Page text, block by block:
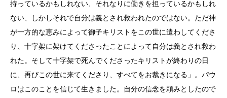
持っているかもしれない、それなりに働きを担っているかもしれ
ない、しかしそれで自分は義とされ救われたのではない。ただ神
が一方的な恵みによって御子キリストをこの世に遣わしてくださ
り、十字架に架けてくださったことによって自分は義とされ救わ
れた。そして十字架で死んでくださったキリストが終わりの日
に、再びこの世に来てくださり、すべてをお裁きになる」。パウ
ロはこのことを信じて生きました。自分の信念を頼みとしたので